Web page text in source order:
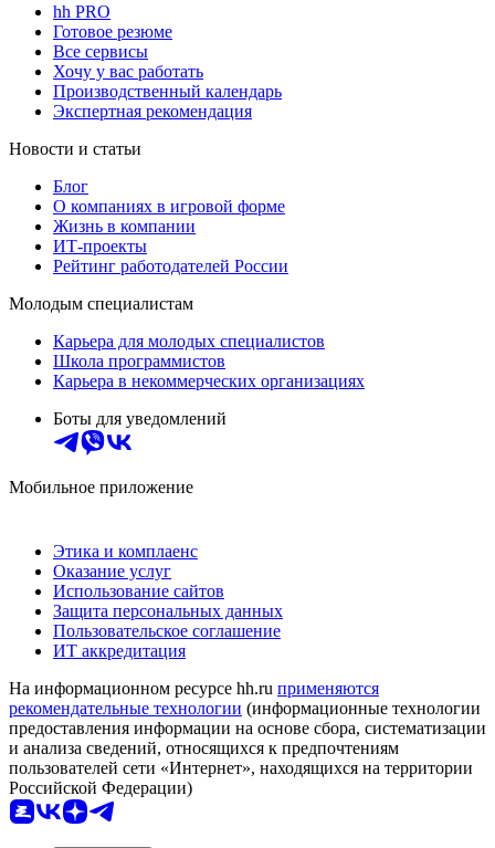
hh PRO
Готовое резюме
Все сервисы
Хочу у вас работать
Производственный календарь
Экспертная рекомендация
Новости и статьи
Блог
О компаниях в игровой форме
Жизнь в компании
ИТ-проекты
Рейтинг работодателей России
Молодым специалистам
Карьера для молодых специалистов
Школа программистов
Карьера в некоммерческих организациях
Боты для уведомлений
Мобильное приложение
Этика и комплаенс
Оказание услуг
Использование сайтов
Защита персональных данных
Пользовательское соглашение
ИТ аккредитация
На информационном ресурсе hh.ru применяются
рекомендательные технологии (информационные технологии
предоставления информации на основе сбора, систематизации
и анализа сведений, относящихся к предпочтениям
пользователей сети «Интернет», находящихся на территории
Российской Федерации)